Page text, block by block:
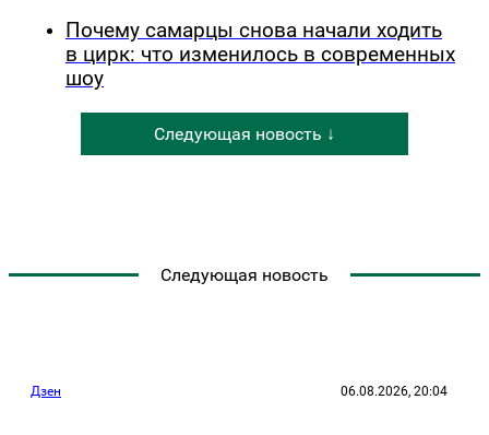
Почему самарцы снова начали ходить
в цирк: что изменилось в современных
шоу
Следующая новость ↓
Следующая новость
Дзен 06.08.2026, 20:04